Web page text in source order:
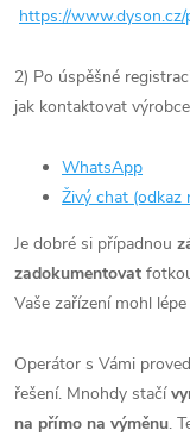
https://
2) Po úspěšné
jak kontaktovat
WhatsApp
Živý chat (odkaz
Je dobré si případnou
zadokumentovat
Vaše zařízení mohl
Operátor s Vámi
řešení. Mnohdy stačí
na přímo na výměnu.